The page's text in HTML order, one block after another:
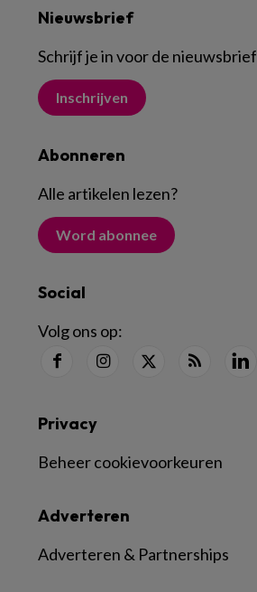
Nieuwsbrief
Schrijf je in voor de nieuwsbrief
Inschrijven
Abonneren
Alle artikelen lezen?
Word abonnee
Social
Volg ons op:
Adverteren
Adverteren & Partnerships
Privacy
Beheer cookievoorkeuren